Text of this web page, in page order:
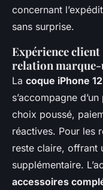
concernant
sans surprise.
Expérience client
relation
La coque iPhone
s’accompagne
choix poussé,
réactives. Pour les
reste claire, offrant
supplémentaire.
accessoires